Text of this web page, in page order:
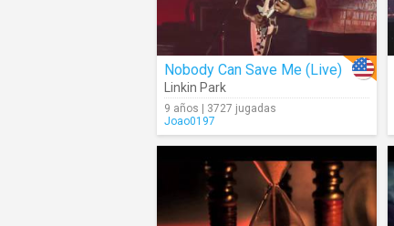
Nobody Can Save Me (Live)
Linkin Park
9 años | 3727 jugadas
Joao0197